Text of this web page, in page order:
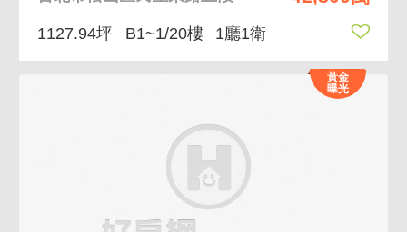
1127.94坪 B1~1/20樓 1廳1衛
黃金
曝光